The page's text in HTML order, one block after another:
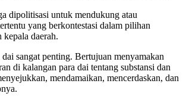
dipolitisasi untuk mendukung atau
yang berkontestasi dalam pilihan
kepala daerah.
sangat penting. Bertujuan menyamakan
di kalangan para dai tentang substansi dan
mendamaikan, mencerdaskan, dan